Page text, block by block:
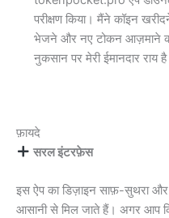
परीक्षण किया। मैंने कॉइन
भेजने और नए टोकन आज़माने
नुकसान पर मेरी ईमानदार राय
फ़ायदे
सरल इंटरफ़ेस
इस ऐप का डिज़ाइन साफ़-सुथरा
आसानी से मिल जाते हैं। अगर आप